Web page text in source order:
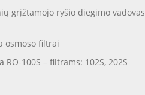
grįžtamojo ryšio diegimo vadovas
osmoso filtrai
RO-100S – filtrams: 102S, 202S